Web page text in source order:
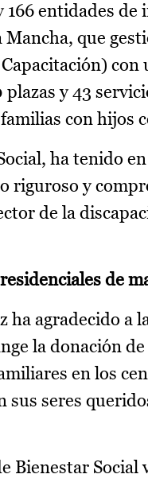
entidades
que
plazas y 43
con hijos
ha tenido
riguroso y
de la
de
ha agradecido a
la donación
en los
sus seres
Bienestar